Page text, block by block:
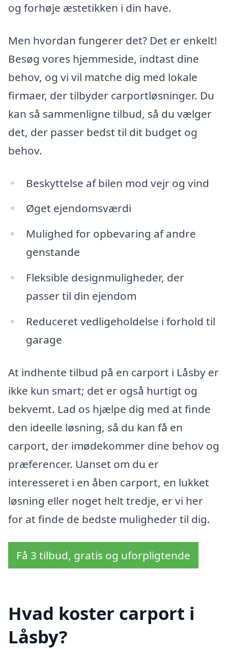
og forhøje æstetikken i din have.
Men hvordan fungerer det? Det er enkelt!
Besøg vores hjemmeside, indtast dine
behov, og vi vil matche dig med lokale
firmaer, der tilbyder carportløsninger. Du
kan så sammenligne tilbud, så du vælger
det, der passer bedst til dit budget og
behov.
Beskyttelse af bilen mod vejr og vind
Øget ejendomsværdi
Mulighed for opbevaring af andre
genstande
Fleksible designmuligheder, der
passer til din ejendom
Reduceret vedligeholdelse i forhold til
garage
At indhente tilbud på en carport i Låsby er
ikke kun smart; det er også hurtigt og
bekvemt. Lad os hjælpe dig med at finde
den ideelle løsning, så du kan få en
carport, der imødekommer dine behov og
præferencer. Uanset om du er
interesseret i en åben carport, en lukket
løsning eller noget helt tredje, er vi her
for at finde de bedste muligheder til dig.
Få 3 tilbud, gratis og uforpligtende
Hvad koster carport i
Låsby?